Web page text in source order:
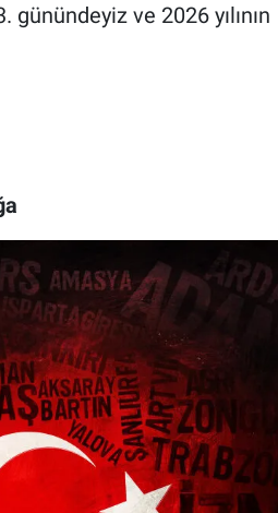
günündeyiz ve 2026 yılının